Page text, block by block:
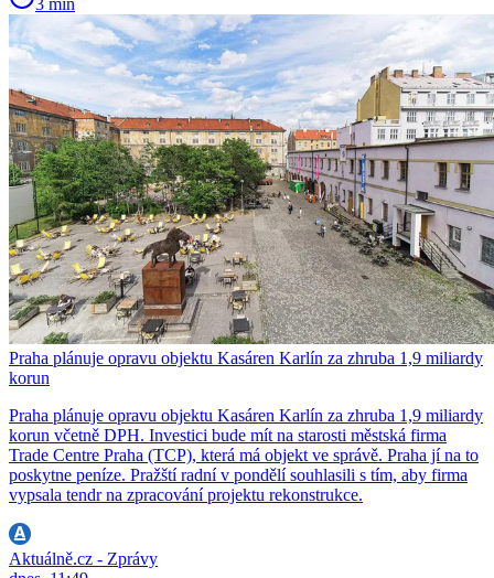
3 min
Praha plánuje opravu objektu Kasáren Karlín za zhruba 1,9 miliardy
korun
Praha plánuje opravu objektu Kasáren Karlín za zhruba 1,9 miliardy
korun včetně DPH. Investici bude mít na starosti městská firma
Trade Centre Praha (TCP), která má objekt ve správě. Praha jí na to
poskytne peníze. Pražští radní v pondělí souhlasili s tím, aby firma
vypsala tendr na zpracování projektu rekonstrukce.
Aktuálně.cz - Zprávy